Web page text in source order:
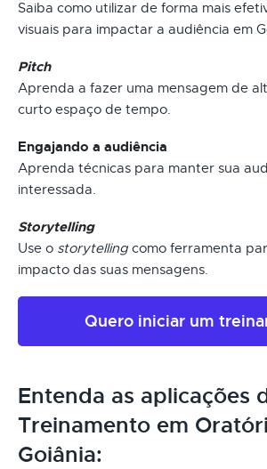
Saiba como utilizar de forma mais
visuais para impactar a audiência em
Pitch
Aprenda a fazer uma mensagem de
curto espaço de tempo.
Engajando a audiência
Aprenda técnicas para manter sua
interessada.
Storytelling
Use o storytelling como ferramenta
impacto das suas mensagens.
Quero iniciar um
Entenda as aplicações
Treinamento em
Goiânia: